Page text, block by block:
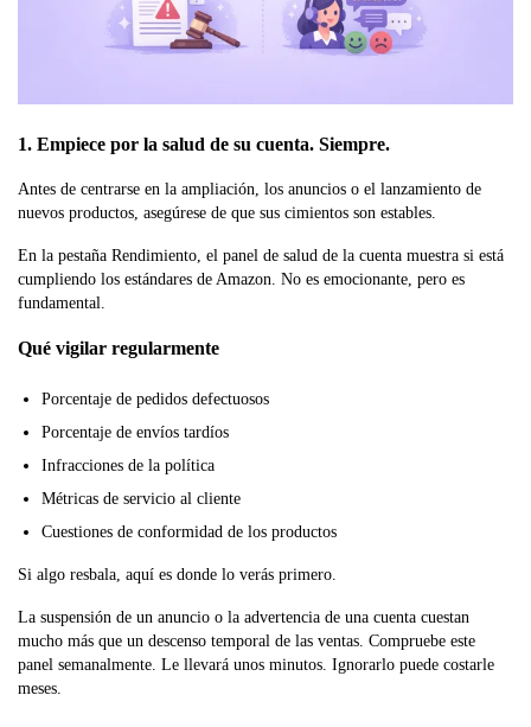
1. Empiece por la salud de su cuenta. Siempre.
Antes de centrarse en la ampliación, los anuncios o el lanzamiento de
nuevos productos, asegúrese de que sus cimientos son estables.
En la pestaña Rendimiento, el panel de salud de la cuenta muestra si está
cumpliendo los estándares de Amazon. No es emocionante, pero es
fundamental.
Qué vigilar regularmente
Porcentaje de pedidos defectuosos
Porcentaje de envíos tardíos
Infracciones de la política
Métricas de servicio al cliente
Cuestiones de conformidad de los productos
Si algo resbala, aquí es donde lo verás primero.
La suspensión de un anuncio o la advertencia de una cuenta cuestan
mucho más que un descenso temporal de las ventas. Compruebe este
panel semanalmente. Le llevará unos minutos. Ignorarlo puede costarle
meses.